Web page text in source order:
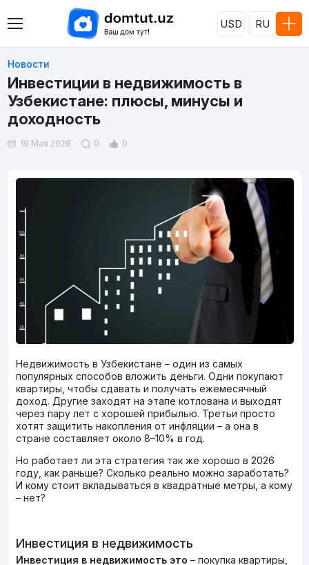
USD RU
Новости
Инвестиции в недвижимость в
Узбекистане: плюсы, минусы и
доходность
19 Мая 2026 0 0
Недвижимость в Узбекистане – один из самых
популярных способов вложить деньги. Одни покупают
квартиры, чтобы сдавать и получать ежемесячный
доход. Другие заходят на этапе котлована и выходят
через пару лет с хорошей прибылью. Третьи просто
хотят защитить накопления от инфляции – а она в
стране составляет около 8–10% в год.
Но работает ли эта стратегия так же хорошо в 2026
году, как раньше? Сколько реально можно заработать?
И кому стоит вкладываться в квадратные метры, а кому
– нет?
Инвестиция в недвижимость
Инвестиция в недвижимость это – покупка квартиры,